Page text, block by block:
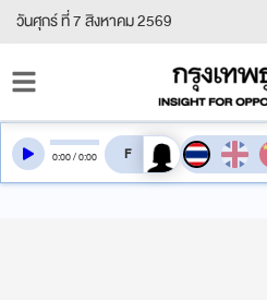
วันศุกร์ ที่ 7 สิงหาคม 2569
0:00/0:00 สลับเสียงอ่าน